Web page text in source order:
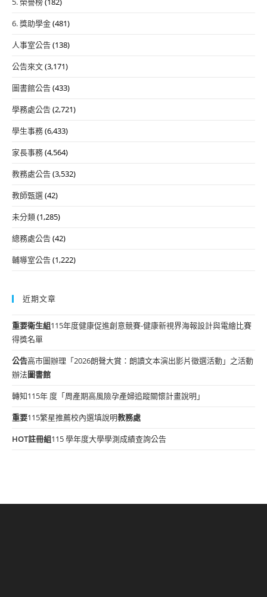
6. 獎助學金(481)
人事室公告(138)
公告來文(3,171)
圖書館公告(433)
學務處公告(2,721)
學生事務(6,433)
家長事務(4,564)
教務處公告(3,532)
教師甄選(42)
未分類(1,285)
總務處公告(42)
輔導室公告(1,222)
近期文章
重要衛生組115年度健康促進創意競賽-健康新視界海報設計與電繪比賽
得獎名單
公告高市圖辦理「2026朗聲大賞：朗讀文本演出影片徵選活動」之活動
辦法圖書館
轉知115年 度「周產期高風險孕產婦追蹤關懷計畫說明」
重要115繁星推薦校內選填說明教務處
HOT註冊組115 學年度大學學測成績查詢公告